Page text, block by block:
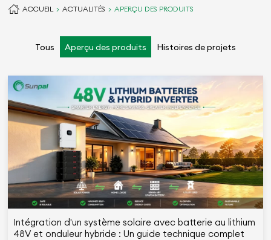
ACCUEIL ACTUALITÉS APERÇU DES PRODUITS
Tous Aperçu des produits Histoires de projets
Intégration d'un système solaire avec batterie au lithium
48V et onduleur hybride : Un guide technique complet